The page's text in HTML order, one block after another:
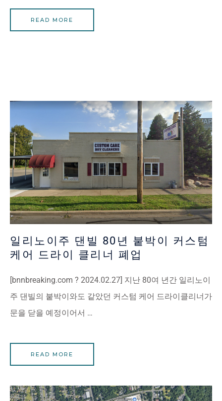
READ MORE
일리노이주 댄빌 80년 붙박이 커스텀
케어 드라이 클리너 폐업
[bnnbreaking.com ? 2024.02.27] 지난 80여 년간 일리노이
주 댄빌의 붙박이와도 같았던 커스텀 케어 드라이클리너가
문을 닫을 예정이어서 …
READ MORE